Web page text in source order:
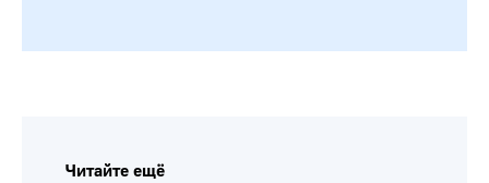
Читайте ещё